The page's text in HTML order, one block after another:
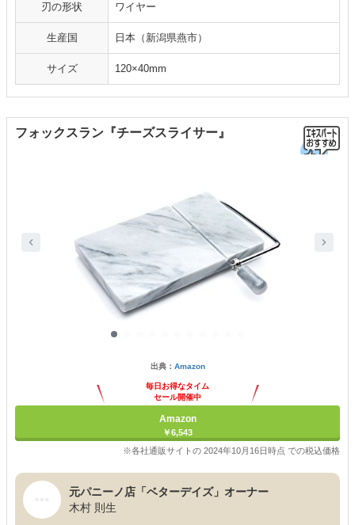
刃の形状 ワイヤー
生産国 日本（新潟県燕市）
サイズ 120×40mm
フォックスラン『チーズスライサー』
出典： Amazon
毎日お得なタイム
セール開催中
Amazon
￥6,543
※各社通販サイトの 2024年10月16日時点 での税込価格
元パニーノ店「ベターデイズ」オーナー
木村 則生